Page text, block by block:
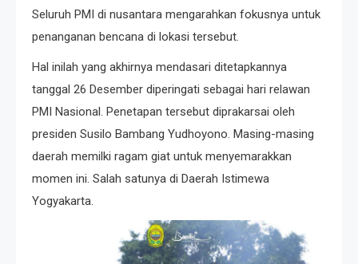
Seluruh PMI di nusantara mengarahkan fokusnya untuk
penanganan bencana di lokasi tersebut.
Hal inilah yang akhirnya mendasari ditetapkannya
tanggal 26 Desember diperingati sebagai hari relawan
PMI Nasional. Penetapan tersebut diprakarsai oleh
presiden Susilo Bambang Yudhoyono. Masing-masing
daerah memilki ragam giat untuk menyemarakkan
momen ini. Salah satunya di Daerah Istimewa
Yogyakarta.